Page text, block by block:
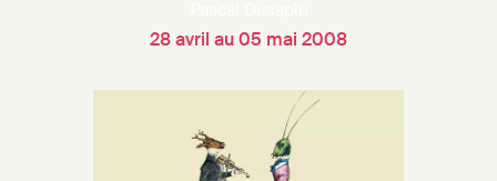
28 avril au 05 mai 2008